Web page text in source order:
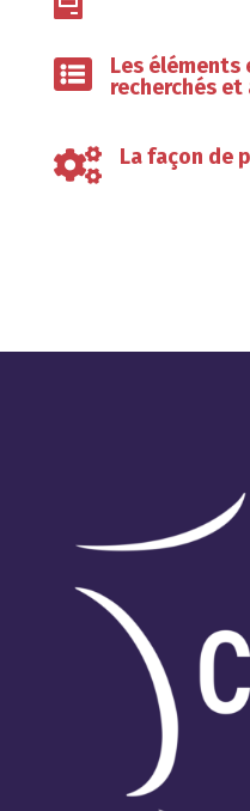

Les éléments
recherchés et
 La façon de